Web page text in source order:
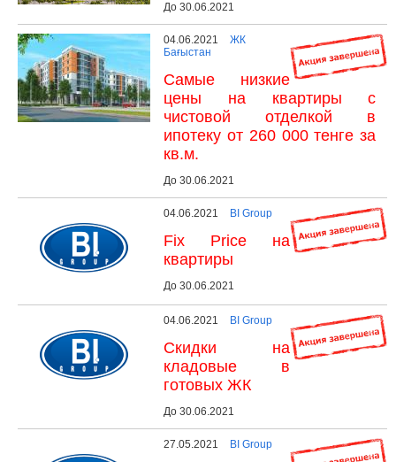
До 30.06.2021
04.06.2021
ЖК
Бағыстан
Самые низкие
цены на квартиры с
чистовой отделкой в
ипотеку от 260 000 тенге за
кв.м.
До 30.06.2021
04.06.2021 BI Group
Fix Price на
квартиры
До 30.06.2021
04.06.2021 BI Group
Скидки на
кладовые в
готовых ЖК
До 30.06.2021
27.05.2021 BI Group